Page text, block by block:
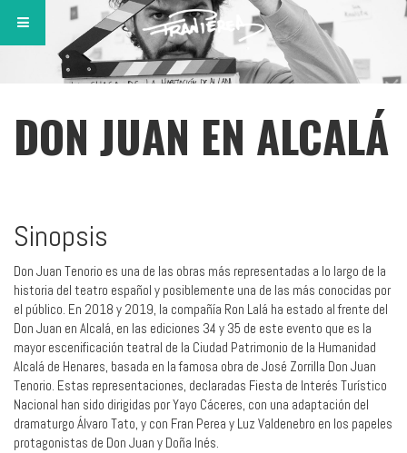
DON JUAN EN ALCALÁ
Sinopsis
Don Juan Tenorio es una de las obras más representadas a lo largo de la
historia del teatro español y posiblemente una de las más conocidas por
el público. En 2018 y 2019, la compañía Ron Lalá ha estado al frente del
Don Juan en Alcalá, en las ediciones 34 y 35 de este evento que es la
mayor escenificación teatral de la Ciudad Patrimonio de la Humanidad
Alcalá de Henares, basada en la famosa obra de José Zorrilla Don Juan
Tenorio. Estas representaciones, declaradas Fiesta de Interés Turístico
Nacional han sido dirigidas por Yayo Cáceres, con una adaptación del
dramaturgo Álvaro Tato, y con Fran Perea y Luz Valdenebro en los papeles
protagonistas de Don Juan y Doña Inés.